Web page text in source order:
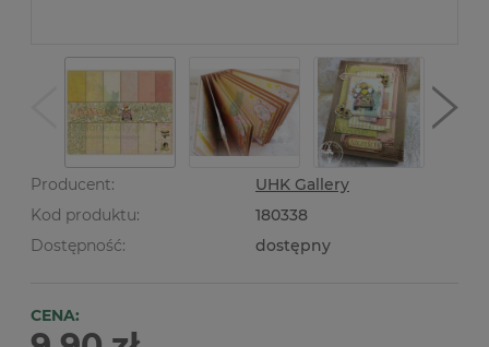
Producent:
UHK Gallery
Kod produktu:
180338
Dostępność:
dostępny
CENA: